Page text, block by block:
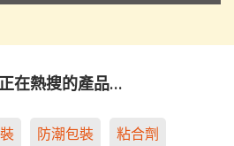
在熱搜的產品…
防潮包裝 粘合劑